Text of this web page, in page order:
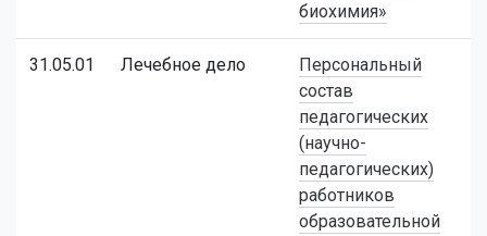
биохимия»
31.05.01 Лечебное дело
Персональный
состав
педагогических
(научно-
педагогических)
работников
образовательной